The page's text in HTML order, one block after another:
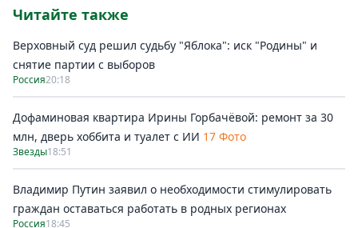
Читайте также
Верховный суд решил судьбу "Яблока": иск "Родины" и
снятие партии с выборов
Россия20:18
Дофаминовая квартира Ирины Горбачёвой: ремонт за 30
млн, дверь хоббита и туалет с ИИ 17 Фото
Звезды18:51
Владимир Путин заявил о необходимости стимулировать
граждан оставаться работать в родных регионах
Россия18:45